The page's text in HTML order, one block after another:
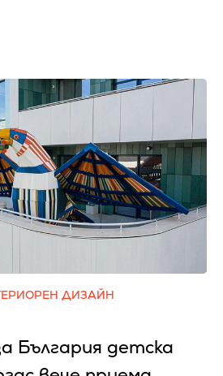
ДИЗАЙН
България детска